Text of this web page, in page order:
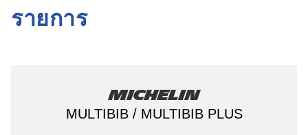
รายการ
Michelin
MULTIBIB / MULTIBIB PLUS